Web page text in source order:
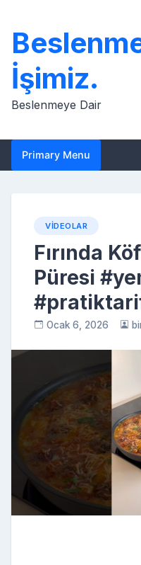
content
İşimiz.
Beslenmeye Dair
Primary Menu
VIDEOLAR
Fırında
Püresi
Ocak 6, 2026